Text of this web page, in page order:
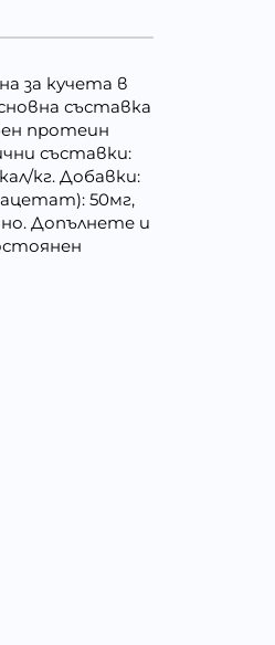
за кучета в
съставка
протеин
съставки:
кг. Добавки:
50мг,
Допълнете и